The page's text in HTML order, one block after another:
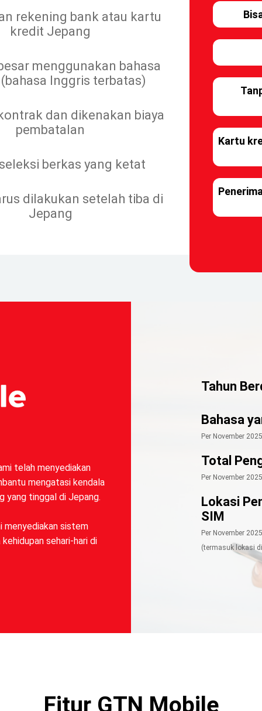
rekening bank atau kartu
kredit Jepang
menggunakan bahasa
Inggris terbatas)
dan dikenakan biaya
pembatalan
berkas yang ketat
dilakukan setelah tiba di
Jepang
Kartu
telah menyediakan
mengatasi kendala
yang tinggal di Jepang.
menyediakan sistem
sehari-hari di
Tahun
Bahasa
Per November 2025
Total
Per November 2025
Lokasi
SIM
Per November 2025
(termasuk lokasi
Fitur GTN Mobile